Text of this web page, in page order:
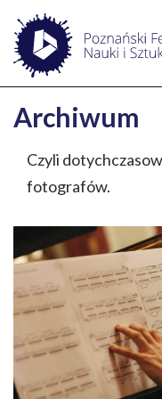
Archiwum
Czyli
fotografów.